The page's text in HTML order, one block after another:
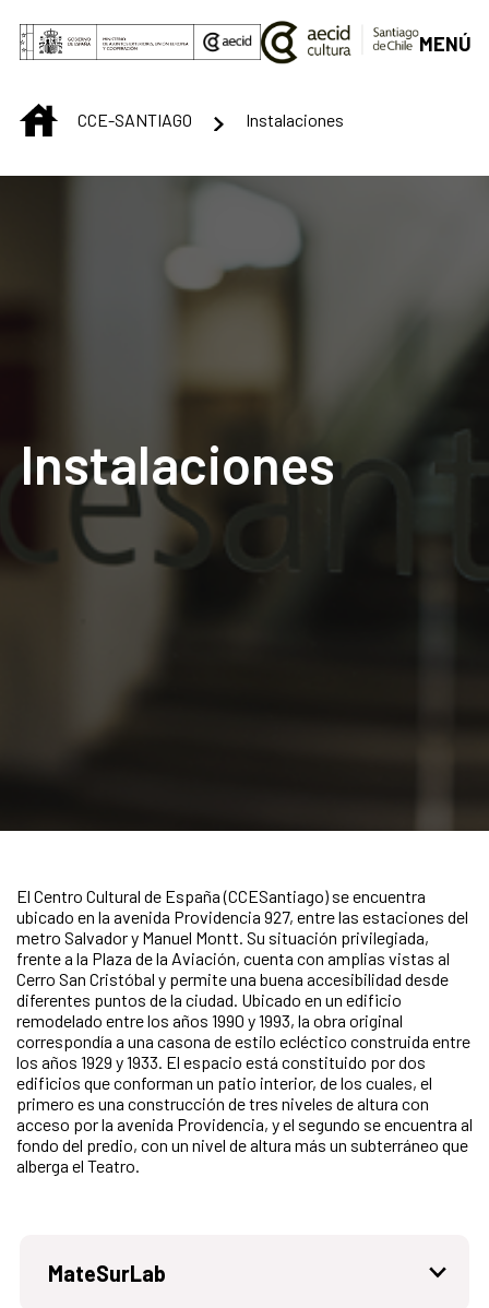
Saltar al contenido principal
MENÚ
INICIOCCE-SANTIAGO Instalaciones
Instalaciones
El Centro Cultural de España (CCESantiago) se encuentra
ubicado en la avenida Providencia 927, entre las estaciones del
metro Salvador y Manuel Montt. Su situación privilegiada,
frente a la Plaza de la Aviación, cuenta con amplias vistas al
Cerro San Cristóbal y permite una buena accesibilidad desde
diferentes puntos de la ciudad. Ubicado en un edificio
remodelado entre los años 1990 y 1993, la obra original
correspondía a una casona de estilo ecléctico construida entre
los años 1929 y 1933. El espacio está constituido por dos
edificios que conforman un patio interior, de los cuales, el
primero es una construcción de tres niveles de altura con
acceso por la avenida Providencia, y el segundo se encuentra al
fondo del predio, con un nivel de altura más un subterráneo que
alberga el Teatro.
MateSurLab